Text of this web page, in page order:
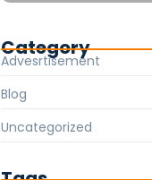
Category
Advesrtisement
Blog
Uncategorized